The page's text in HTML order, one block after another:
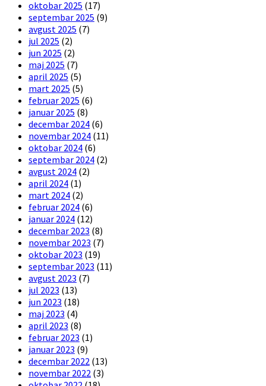
oktobar 2025 (17)
septembar 2025 (9)
avgust 2025 (7)
jul 2025 (2)
jun 2025 (2)
maj 2025 (7)
april 2025 (5)
mart 2025 (5)
februar 2025 (6)
januar 2025 (8)
decembar 2024 (6)
novembar 2024 (11)
oktobar 2024 (6)
septembar 2024 (2)
avgust 2024 (2)
april 2024 (1)
mart 2024 (2)
februar 2024 (6)
januar 2024 (12)
decembar 2023 (8)
novembar 2023 (7)
oktobar 2023 (19)
septembar 2023 (11)
avgust 2023 (7)
jul 2023 (13)
jun 2023 (18)
maj 2023 (4)
april 2023 (8)
februar 2023 (1)
januar 2023 (9)
decembar 2022 (13)
novembar 2022 (3)